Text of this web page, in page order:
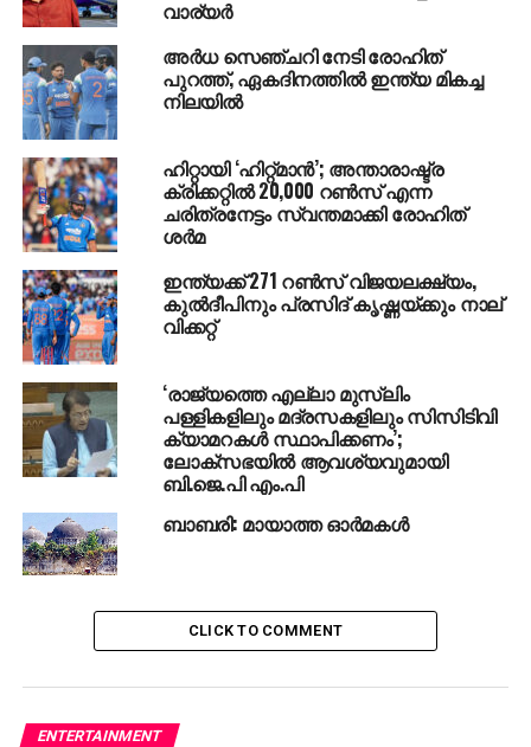
കുറ്റപ്പെടുത്തിയിയിരുന്നു. നേരത്തെ കോണ്‍ഗ്രസ്
പാര്‍ട്ടിക്ക് കീഴിലുള്ള തൊഴിലാളി സംഘടനയായ
ഐ.എന്‍.ടി.യു.സി കോണ്‍ഫറന്‍സ് ക്ഷണിക്കാത്തതും
വിവാദമായിരുന്നു. ഇതിനെതിരെ സി.ഐ.ടി.യു
പോലുള്ള മറ്റു സംഘടനകള്‍ രംഗെത്തെത്തിയിരുന്നു.
കേന്ദ്ര സര്‍ക്കാരിന്റെ സാമ്പത്തിക നയങ്ങള്‍ക്കെതിരെ
ബി.എം.എസ്, സ്വദേശി ജാഗരണ്‍മഞ്ച് അടക്കമുള്ള
സംഘപരിവാര്‍ സംഘടനകള്‍ നിലവില്‍ പ്രക്ഷോഭം
RELATED TOPICS: BJP INDIA
NARENDRA MODI
UP NEXT
വിദ്യാര്‍ത്ഥികളുടെ മിനിമം നിരക്ക്
വര്‍ദ്ധിപ്പിക്കാതെ ബസ് സമരം പിന്‍വലിച്ചു:
അവകാശ പോരാട്ടങ്ങളുടെ വിജയമെന്ന്
എം.എസ്.എഫ്
DON'T MISS
ഷുഹൈബ് വധം: പ്രതികളെക്കുറിച്ച്
ആശയക്കുഴപ്പം തുടരുന്നു
വാര്യര്‍
അര്‍ധ സെഞ്ചറി നേടി രോഹിത്
പുറത്ത്, ഏകദിനത്തില്‍ ഇന്ത്യ മികച്ച
നിലയില്‍
ഹിറ്റായി ‘ഹിറ്റ്മാന്‍’; അന്താരാഷ്ട്ര
ക്രിക്കറ്റില്‍ 20,000 റണ്‍സ് എന്ന
ചരിത്രനേട്ടം സ്വന്തമാക്കി രോഹിത്
ശര്‍മ
ഇന്ത്യക്ക് 271 റണ്‍സ് വിജയലക്ഷ്യം,
കുല്‍ദീപിനും പ്രസിദ് കൃഷ്ണയ്ക്കും നാല്
വിക്കറ്റ്
‘രാജ്യത്തെ എല്ലാ മുസ്‌ലിം
പള്ളികളിലും മദ്രസകളിലും സിസിടിവി
ക്യാമറകള്‍ സ്ഥാപിക്കണം’;
ലോക്‌സഭയില്‍ ആവശ്യവുമായി
ബി.ജെ.പി എം.പി
ബാബരി: മായാത്ത ഓര്‍മകള്‍
CLICK TO COMMENT
ENTERTAINMENT